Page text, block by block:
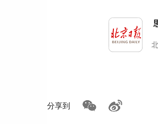
8451.04万元。与此同时，
为多元化求生，九木杂物
出原创IP“小鸟人Gududu”初代
在自有IP尚未成熟之前，
分享到